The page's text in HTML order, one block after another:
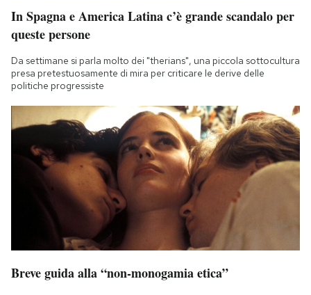
In Spagna e America Latina c’è grande scandalo per
queste persone
Da settimane si parla molto dei "therians", una piccola sottocultura
presa pretestuosamente di mira per criticare le derive delle
politiche progressiste
Breve guida alla “non-monogamia etica”